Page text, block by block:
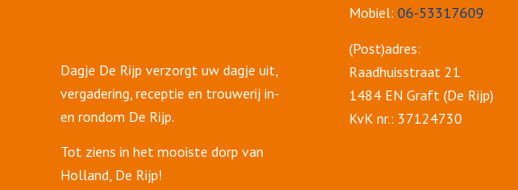
Dagje De Rijp verzorgt uw dagje uit,
vergadering, receptie en trouwerij in-
en rondom De Rijp.
Tot ziens in het mooiste dorp van
Holland, De Rijp!
Mobiel: 06-53317609
(Post)adres:
Raadhuisstraat 21
1484 EN Graft (De Rijp)
KvK nr.: 37124730